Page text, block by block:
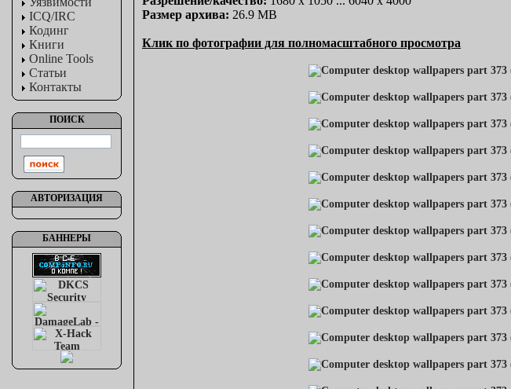
ICQ/IRC
Кодинг
Книги
Online Tools
Статьи
Контакты
ПОИСК
АВТОРИЗАЦИЯ
БАННЕРЫ
Размер архива: 26.9 MB
Клик по фотографии для полномасштабного просмотра